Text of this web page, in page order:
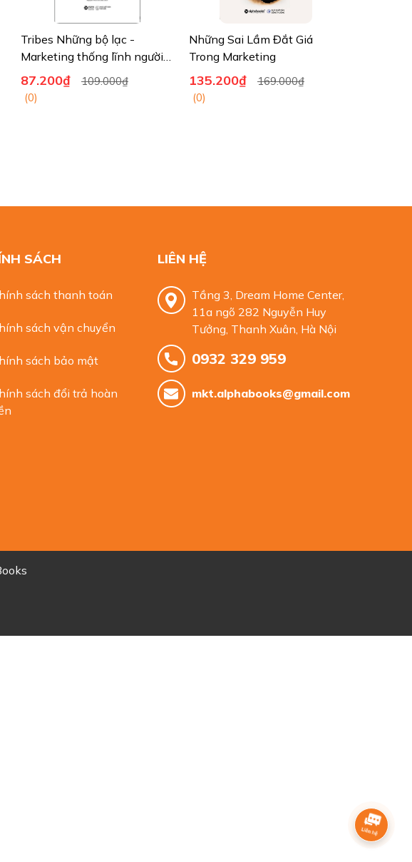
Tribes Những bộ lạc -
Marketing thống lĩnh người
dùng
87.200₫
109.000₫
(0)
Những Sai Lầm Đắt Giá
Trong Marketing
135.200₫
169.000₫
(0)
SÁCH
sách thanh toán
sách vận chuyển
sách bảo mật
sách đổi trả hoàn
LIÊN HỆ
Tầng 3, Dream Home Center,
11a ngõ 282 Nguyễn Huy
Tưởng, Thanh Xuân, Hà Nội
0932 329 959
mkt.alphabooks@gmail.com